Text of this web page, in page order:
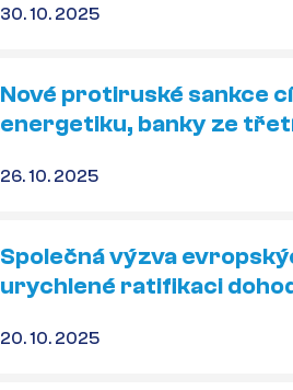
30. 10. 2025
Nové protiruské sankce
energetiku, banky ze
26. 10. 2025
Společná výzva
urychlené ratifikaci
20. 10. 2025